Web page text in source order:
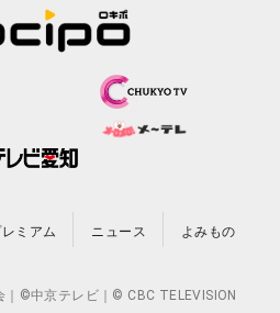
ミアム ニュース よみもの
©中京テレビ｜© CBC TELEVISION